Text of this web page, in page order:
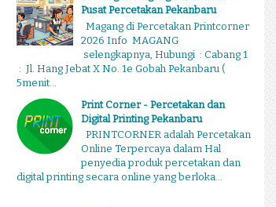
Pusat Percetakan Pekanbaru
Magang di Percetakan Printcorner
2026 Info MAGANG
selengkapnya, Hubungi : Cabang 1
: Jl. Hang Jebat X No. 1e Gobah Pekanbaru (
5menit...
Print Corner - Percetakan dan
Digital Printing Pekanbaru
PRINTCORNER adalah Percetakan
Online Terpercaya dalam Hal
penyedia produk percetakan dan
digital printing secara online yang berloka...